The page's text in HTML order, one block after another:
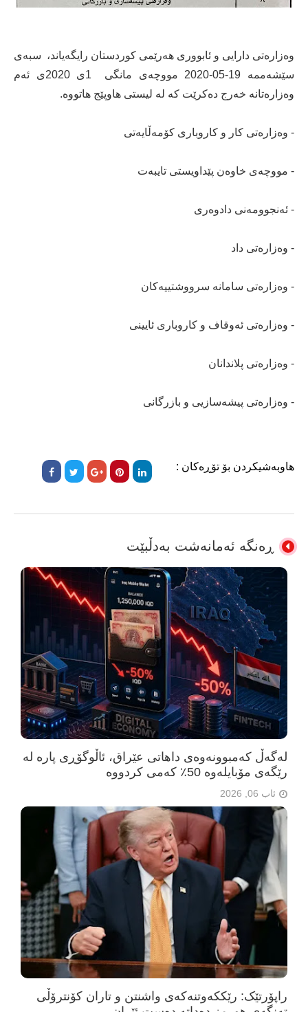
وەزارەتی دارایی و ئابووری هەرێمی کوردستان رایگەیاند، سبه‌ی
سێشه‌ممه 19-05-2020 مووچه‌ی مانگی 1ی 2020ى ئه‌م
وه‌زاره‌تانه‌ خه‌رج ده‌كرێت كه‌ له‌ لیستی هاوپێج هاتووه‌.
- وەزارەتی کار و کاروباری کۆمەڵایەتی
- مووچەی خاوەن پێداویستی تایبەت
- ئەنجوومەنی دادوەری
- وەزارەتی داد
- وەزارەتی سامانە سرووشتییەکان
- وەزارەتی ئەوقاف و کاروباری ئایینی
- وەزارەتی پلاندانان
- وەزارەتی پیشەسازیی و بازرگانی
هاوبەشیکردن بۆ تۆڕەکان :
ڕەنگە ئەمانەشت بەدڵبێت
لەگەڵ کەمبوونەوەی داهاتی عێراق، ئاڵوگۆڕی پارە لە
رێگەی مۆبایلەوە 50٪ کەمی کردووە
ئاب 06, 2026
راپۆرتێک: رێککەوتنەکەی واشنتن و تاران کۆنترۆڵی